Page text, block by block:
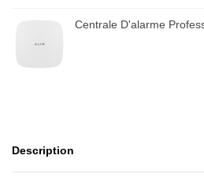
Centrale D'alarme
Description